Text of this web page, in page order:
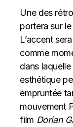
Une des
portera sur
L’accent
comme
dans
esthétique
empruntée
mouvement
film Dorian